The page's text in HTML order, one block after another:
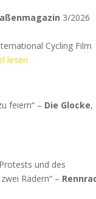
3/2026
Cycling Film
lesen
feiern“ – Die Glocke,
und des
Rädern“ –